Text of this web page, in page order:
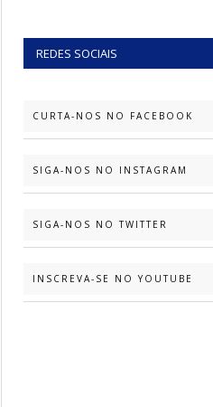
REDES SOCIAIS
CURTA-NOS NO FACEBOOK
SIGA-NOS NO INSTAGRAM
SIGA-NOS NO TWITTER
INSCREVA-SE NO YOUTUBE